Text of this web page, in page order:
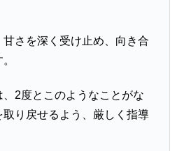
さを深く受け止め、向き合
2度とこのようなことがな
り戻せるよう、厳しく指導